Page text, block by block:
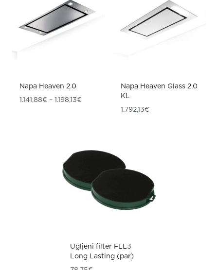
Napa Heaven 2.0
1.141,88€ – 1.198,13€ Raspon cijena: od 1.141,88€ do 1.198,13€
Napa Heaven Glass 2.0
KL
1.792,13€
Ugljeni filter FLL3
Long Lasting (par)